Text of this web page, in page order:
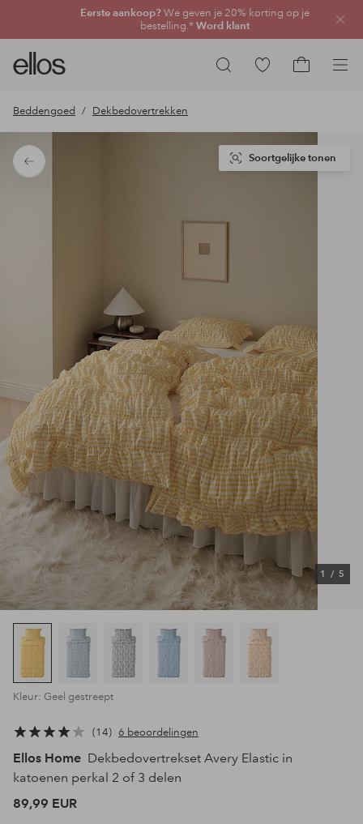
Eerste aankoop?We geven je 20% korting op je
bestelling.* Word klant
Zoeken
Ellos
logo
ga
de
voorpagina
Ga
producten
Beddengoed Dekbedovertrekken
Terug
1 / 5
Soortgelijke tonen
Kleur: Geel gestreept
14 6 beoordelingen
Ellos Home Dekbedovertrekset Avery Elastic in
katoenen perkal 2 of 3 delen
89,99 EUR